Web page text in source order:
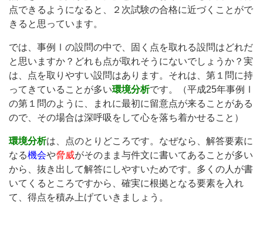
点できるようになると、２次試験の合格に近づくことがで
きると思っています。
では、事例Ⅰの設問の中で、固く点を取れる設問はどれだ
と思いますか？どれも点が取れそうにないでしょうか？実
は、点を取りやすい設問はあります。それは、第１問に持
ってきていることが多い環境分析です。（平成25年事例Ⅰ
の第１問のように、まれに最初に留意点が来ることがある
ので、その場合は深呼吸をして心を落ち着かせること）
環境分析は、点のとりどころです。なぜなら、解答要素に
なる機会や脅威がそのまま与件文に書いてあることが多い
から、抜き出して解答にしやすいためです。多くの人が書
いてくるところですから、確実に根拠となる要素を入れ
て、得点を積み上げていきましょう。